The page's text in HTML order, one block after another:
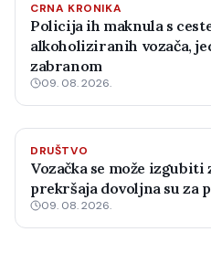
CRNA KRONIKA
Policija ih maknula s
alkoholiziranih vozača,
zabranom
09. 08. 2026.
DRUŠTVO
Vozačka se može izgubiti
prekršaja dovoljna su za
09. 08. 2026.